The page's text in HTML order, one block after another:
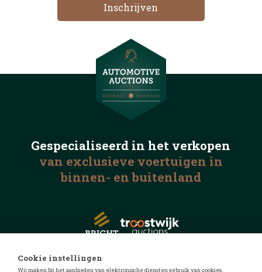
Gespecialiseerd in het verkopen
van exclusieve voertuigen in
binnen- en buitenland
Cookie instellingen
Wij maken bij het aanbieden van elektronische diensten gebruik van cookies.